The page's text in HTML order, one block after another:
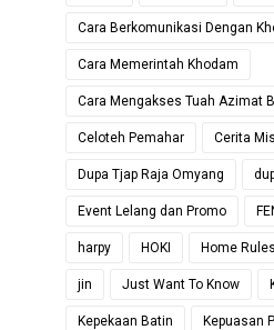
Cara Berkomunikasi Dengan
Cara Memerintah Khodam
Cara Mengakses Tuah Azimat
Celoteh Pemahar Cerita
Dupa Tjap Raja Omyang
Event Lelang dan Promo
harpy HOKI Home Rules
jin Just Want To Know
Kepekaan Batin Kepuasan